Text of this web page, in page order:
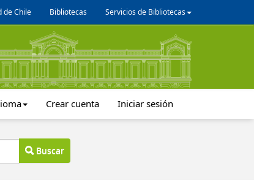
de Chile Bibliotecas Servicios de Bibliotecas
Crear cuenta Iniciar sesión
Buscar